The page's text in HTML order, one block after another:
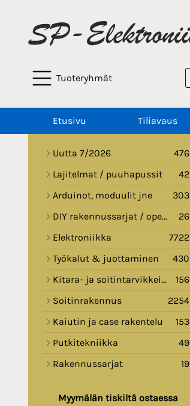
Tuoteryhmät
Etusivu Tiliavaus
Uutta 7/2026
476
Lajitelmat / puuhapussit
42
Arduinot, moduulit jne
303
DIY rakennussarjat / opetussarjat
26
Elektroniikka
7722
Työkalut & juottaminen
430
Kitara- ja soitintarvikkeita
156
Soitinrakennus
2254
Kaiutin ja case rakentelu
153
Putkitekniikka
49
Rakennussarjat
19
Myymälän tiskiltä ostaessa